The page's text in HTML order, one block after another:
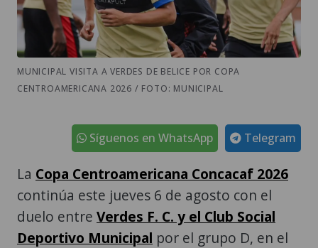
MUNICIPAL VISITA A VERDES DE BELICE POR COPA
CENTROAMERICANA 2026 / FOTO: MUNICIPAL
Telegram
Síguenos en WhatsApp
La Copa Centroamericana Concacaf 2026
continúa este jueves 6 de agosto con el
duelo entre Verdes F. C. y el Club Social
Deportivo Municipal por el grupo D, en el